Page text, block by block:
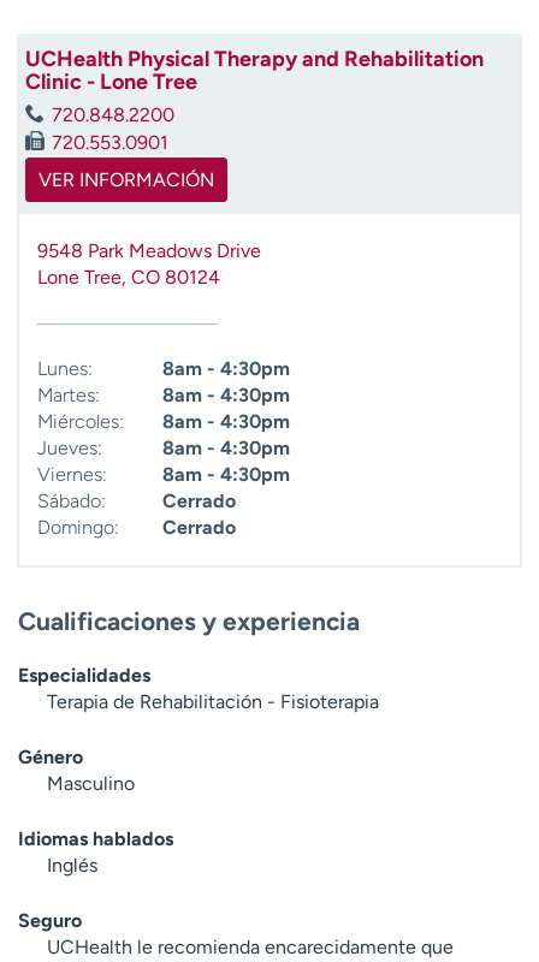
UCHealth Physical Therapy and Rehabilitation
Clinic - Lone Tree
720.848.2200
720.553.0901
VER INFORMACIÓN
9548 Park Meadows Drive
Lone Tree, CO 80124
Lunes:
8am - 4:30pm
Martes:
8am - 4:30pm
Miércoles:
8am - 4:30pm
Jueves:
8am - 4:30pm
Viernes:
8am - 4:30pm
Sábado:
Cerrado
Domingo:
Cerrado
Cualificaciones y experiencia
Especialidades
Terapia de Rehabilitación - Fisioterapia
Género
Masculino
Idiomas hablados
Inglés
Seguro
UCHealth le recomienda encarecidamente que